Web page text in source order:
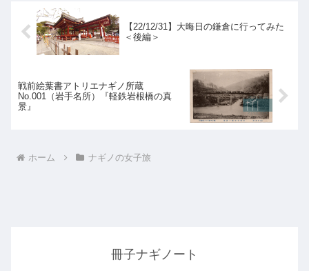
【22/12/31】大晦日の鎌倉に行ってみた
＜後編＞
戦前絵葉書アトリエナギノ所蔵
No.001（岩手名所）『軽鉄岩根橋の真
景』
ホーム ナギノの女子旅
冊子ナギノート